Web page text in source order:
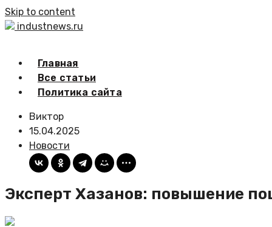
Skip to content
industnews.ru
Главная
Все статьи
Политика сайта
Виктор
15.04.2025
Новости
Эксперт Хазанов: повышение